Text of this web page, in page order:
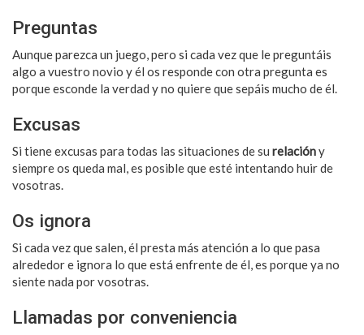
Preguntas
Aunque parezca un juego, pero si cada vez que le preguntáis
algo a vuestro novio y él os responde con otra pregunta es
porque esconde la verdad y no quiere que sepáis mucho de él.
Excusas
Si tiene excusas para todas las situaciones de su relacióny
siempre os queda mal, es posible que esté intentando huir de
vosotras.
Os ignora
Si cada vez que salen, él presta más atención a lo que pasa
alrededor e ignora lo que está enfrente de él, es porque ya no
siente nada por vosotras.
Llamadas por conveniencia